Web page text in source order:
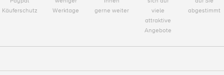
Käuferschutz
Werktage
gerne weiter
viele
attraktive
Angebote
abgestimmt